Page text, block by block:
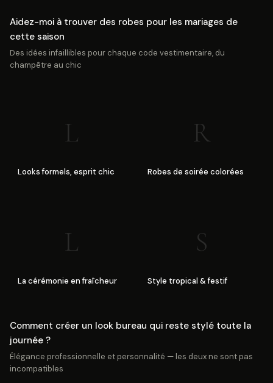
Aidez-moi à trouver des robes pour les mariages de
cette saison
Des idées infaillibles pour chaque code vestimentaire, du
champêtre au chic
L
Looks formels, esprit chic
R
Robes de soirée colorées
L
La cérémonie en fraîcheur
S
Style tropical & festif
Comment créer un look bureau qui reste stylé toute la
journée ?
Élégance professionnelle et personnalité — les deux ne sont pas
incompatibles